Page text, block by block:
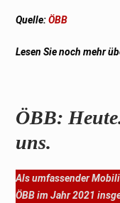
Quelle:ÖBB
Lesen Sie noch mehr
ÖBB:
uns.
Als umfassender
ÖBB im Jahr 2021